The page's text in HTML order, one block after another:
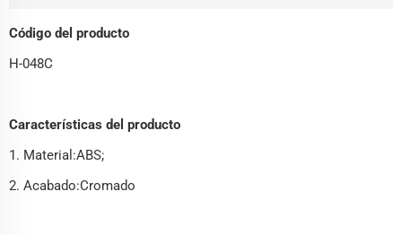
Código del producto
H-048C
Características del producto
1. Material:ABS;
2. Acabado:Cromado